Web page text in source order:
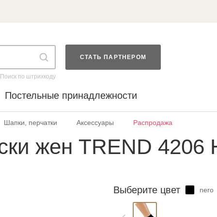
Поиск по штрихкоду
СТАТЬ ПАРТНЕРОМ
Постельные принадлежности
Шапки, перчатки Аксессуары Распродажа
жен TREND 4206
Выберите цвет nero